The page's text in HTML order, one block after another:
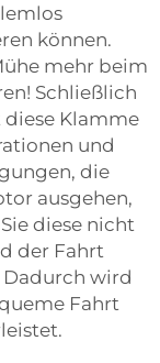
können.
mehr beim
Schließlich
Klamme
und
die
ausgehen,
diese nicht
der Fahrt
Dadurch wird
Fahrt